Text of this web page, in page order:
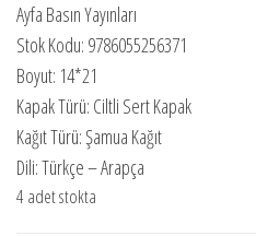
Ayfa Basın Yayınları
Stok Kodu: 9786055256371
Boyut: 14*21
Kapak Türü: Ciltli Sert Kapak
Kağıt Türü: Şamua Kağıt
Dili: Türkçe – Arapça
4 adet stokta